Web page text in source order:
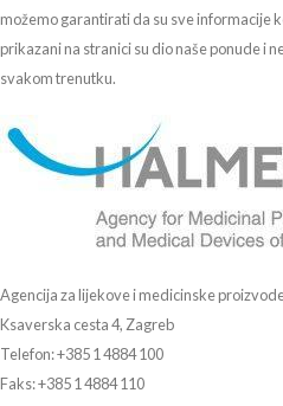
možemo garantirati da su sve informacije
prikazani na stranici su dio naše ponude i
svakom trenutku.
Agencija za lijekove i medicinske
Ksaverska cesta 4, Zagreb
Telefon: +385 1 4884 100
Faks: +385 1 4884 110